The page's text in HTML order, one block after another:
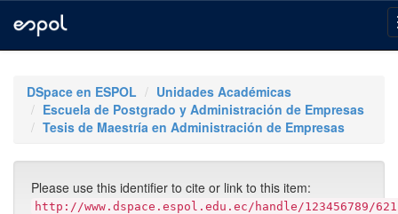
navigationDSpace en ESPOL
Unidades Académicas
Escuela de Postgrado y Administración de Empresas
Tesis de Maestría en Administración de Empresas
Please use this identifier to cite or link to this item:
http://www.dspace.espol.edu.ec/handle/123456789/